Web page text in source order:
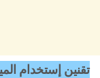
تقنين إستخدام